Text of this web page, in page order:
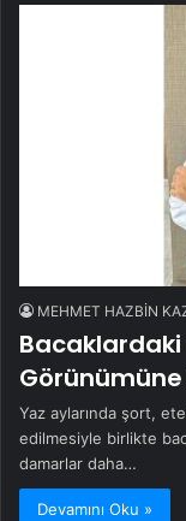
MEHMET HAZBİN
Yaz aylarında şort,
edilmesiyle birlikte
damarlar daha…
Devamını Oku »